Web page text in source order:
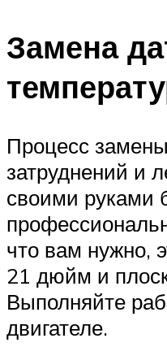
Замена
Процесс
затруднений и
своими руками
что вам нужно,
21 дюйм и
Выполняйте
двигателе.